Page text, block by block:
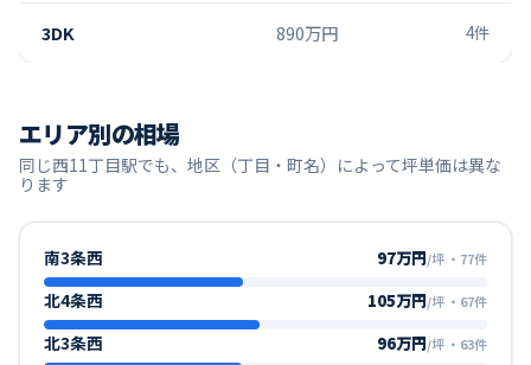
3DK 890万円 4件
エリア別の相場
同じ西11丁目駅でも、地区（丁目・町名）によって坪単価は異な
ります
南3条西 97万円/坪 ・ 77件
北4条西 105万円/坪 ・ 67件
北3条西 96万円/坪 ・ 63件